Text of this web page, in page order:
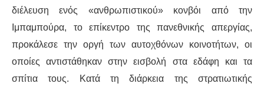
διέλευση ενός «ανθρωπιστικού» κονβόι από την
Ιμπαμπούρα, το επίκεντρο της πανεθνικής απεργίας,
προκάλεσε την οργή των αυτοχθόνων κοινοτήτων, οι
οποίες αντιστάθηκαν στην εισβολή στα εδάφη και τα
σπίτια τους. Κατά τη διάρκεια της στρατιωτικής